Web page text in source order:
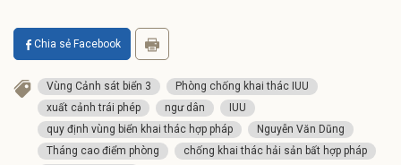
Chia sẻ Facebook
Vùng Cảnh sát biển 3
Phòng chống khai thác IUU
xuất cảnh trái phép
ngư dân
IUU
quy định vùng biển khai thác hợp pháp
Nguyễn Văn Dũng
Tháng cao điểm phòng
chống khai thác hải sản bất hợp pháp